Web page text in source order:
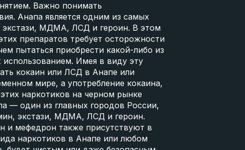
Важно понимать
Анапа является одним из самых
экстази, МДМА, ЛСД и героин. В этом
препаратов требует осторожности
пытаться приобрести какой-либо из
Имея в виду эту
кокаин или ЛСД в Анапе или
мире, а употребление кокаина,
наркотиков на черном рынке
— один из главных городов России,
экстази, МДМА, ЛСД и героин.
и мефедрон также присутствуют в
наркотиков в Анапе или любом